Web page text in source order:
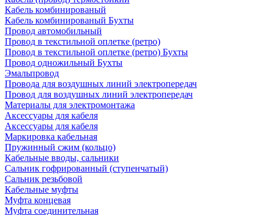
Кабель комбинированый
Кабель комбинированый Бухты
Провод автомобильный
Провод в текстильной оплетке (ретро)
Провод в текстильной оплетке (ретро) Бухты
Провод одножильный Бухты
Эмальпровод
Провода для воздушных линий электропередач
Провод для воздушных линий электропередач
Материалы для электромонтажа
Аксессуары для кабеля
Аксессуары для кабеля
Маркировка кабельная
Пружинный сжим (кольцо)
Кабельные вводы, сальники
Сальник гофрированный (ступенчатый)
Сальник резьбовой
Кабельные муфты
Муфта концевая
Муфта соединительная